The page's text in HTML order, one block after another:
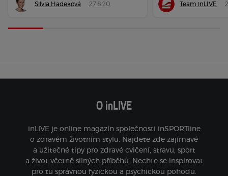
Silvia Hadeková 27.8.20 Team inLIVE
O inLIVE
inLIVE je online magazín společnosti inSPORTline
o zdravém životním stylu. Najdete zde zajímavé
a užitečné tipy pro zdravé cvičení, stravu, sport
a život včetně silných příběhů. Nechte se inspirovat
pro tu správnou fyzickou a psychickou pohodu.